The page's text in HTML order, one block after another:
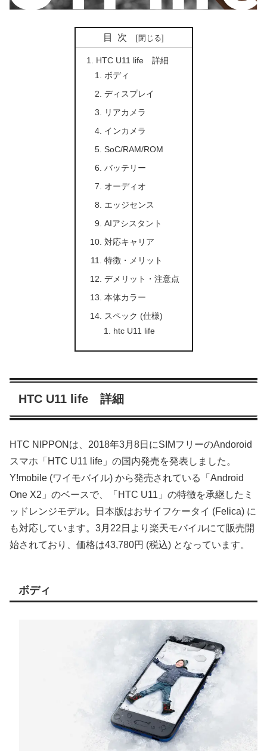
目次
HTC U11 life 詳細
ボディ
ディスプレイ
リアカメラ
インカメラ
SoC/RAM/ROM
バッテリー
オーディオ
エッジセンス
AIアシスタント
対応キャリア
特徴・メリット
デメリット・注意点
本体カラー
スペック (仕様)
htc U11 life
HTC U11 life 詳細
HTC NIPPONは、2018年3月8日にSIMフリーのAndoroid
スマホ「HTC U11 life」の国内発売を発表しました。
Y!mobile (ワイモバイル) から発売されている「Android
One X2」のベースで、「HTC U11」の特徴を承継したミ
ッドレンジモデル。日本版はおサイフケータイ (Felica) に
も対応しています。3月22日より楽天モバイルにて販売開
始されており、価格は43,780円 (税込) となっています。
ボディ